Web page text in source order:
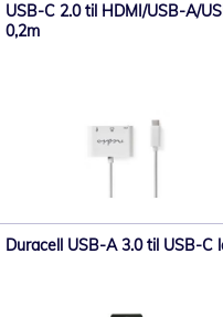
USB-C 2.0 til HDMI/USB-A/
0,2m
Duracell USB-A 3.0 til USB-C